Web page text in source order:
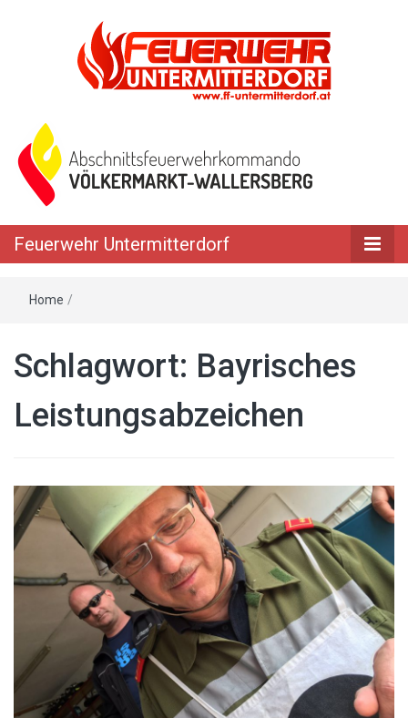
Feuerwehr Untermitterdorf
Home /
Schlagwort: Bayrisches
Leistungsabzeichen